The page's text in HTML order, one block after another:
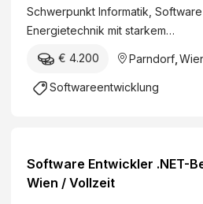
Schwerpunkt Informatik,
Energietechnik mit starkem…
€ 4.200 Parndorf
Softwareentwicklung
Software Entwickler .NET-
Wien / Vollzeit